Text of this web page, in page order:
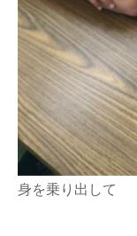
身を乗り出して